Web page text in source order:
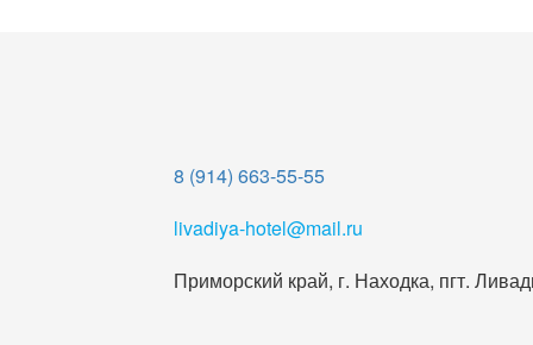
8 (914) 663-55-55
livadiya-hotel@mail.ru
Приморский край, г. Находка, пгт.